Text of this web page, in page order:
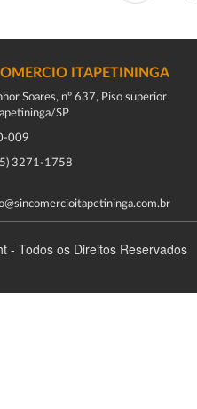
ITAPETININGA
Soares, nº 637, Piso superior
SP
009
3271-1758
- Todos os Direitos Reservados